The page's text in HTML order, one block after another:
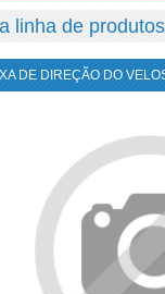
linha de produtos
DE DIREÇÃO DO